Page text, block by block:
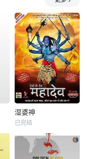
湿婆神
已完结